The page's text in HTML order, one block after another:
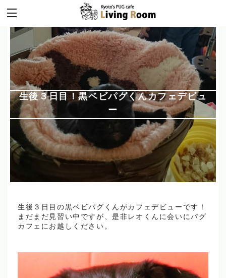
生後３日目！黒ベビパグくんカフェデビュ
ー
生後３日目の黒ベビパグくんがカフェデビューです！
まだまだ見習い中ですが、是非レオくんに会いにパグ
カフェにお越しください。